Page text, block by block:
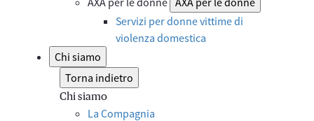
Servizi per donne vittime di
violenza domestica
Chi siamo
Torna indietro
Chi siamo
La Compagnia